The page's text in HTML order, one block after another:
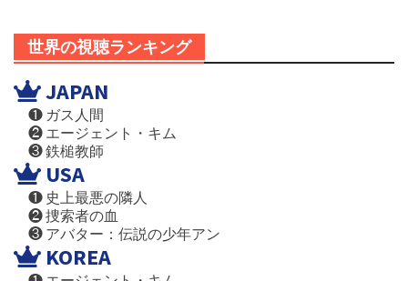
世界の視聴ランキング
JAPAN
❶ ガス人間
❷ エージェント・キム
❸ 鉄槌教師
USA
❶ 史上最悪の隣人
❷ 捜索者の血
❸ アバター：伝説の少年アン
KOREA